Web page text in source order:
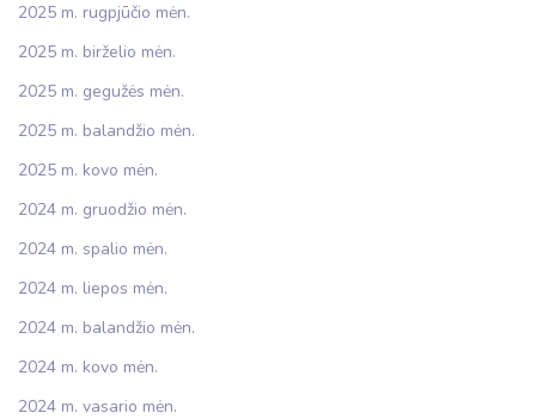
2025 m. rugpjūčio mėn.
2025 m. birželio mėn.
2025 m. gegužės mėn.
2025 m. balandžio mėn.
2025 m. kovo mėn.
2024 m. gruodžio mėn.
2024 m. spalio mėn.
2024 m. liepos mėn.
2024 m. balandžio mėn.
2024 m. kovo mėn.
2024 m. vasario mėn.